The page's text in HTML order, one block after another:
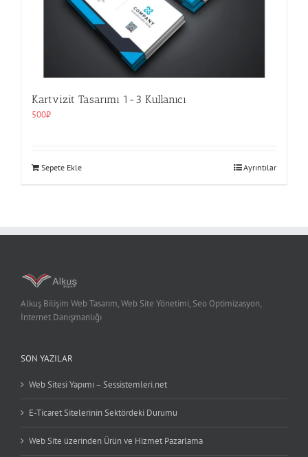
Kartvizit Tasarımı 1-3 Kullanıcı
500₺
Sepete Ekle Ayrıntılar
Alkuş Bilişim Web Tasarım, Web Site Yönetimi, Seo Optimizasyon,
İnternet Danışmanlığı
SON YAZILAR
Web Sitesi Yapımı – Sessistemleri.net
E-Ticaret Sitelerinin Sektördeki Durumu
Web Site üzerinden Ürün ve Hizmet Pazarlama